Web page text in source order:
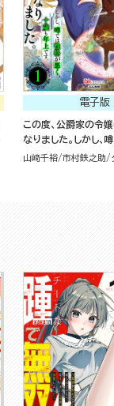
電子版
この度、公爵家の令
なりました。しかし、
悪く、十歳も年上です
山﨑千裕 市村鉄之助